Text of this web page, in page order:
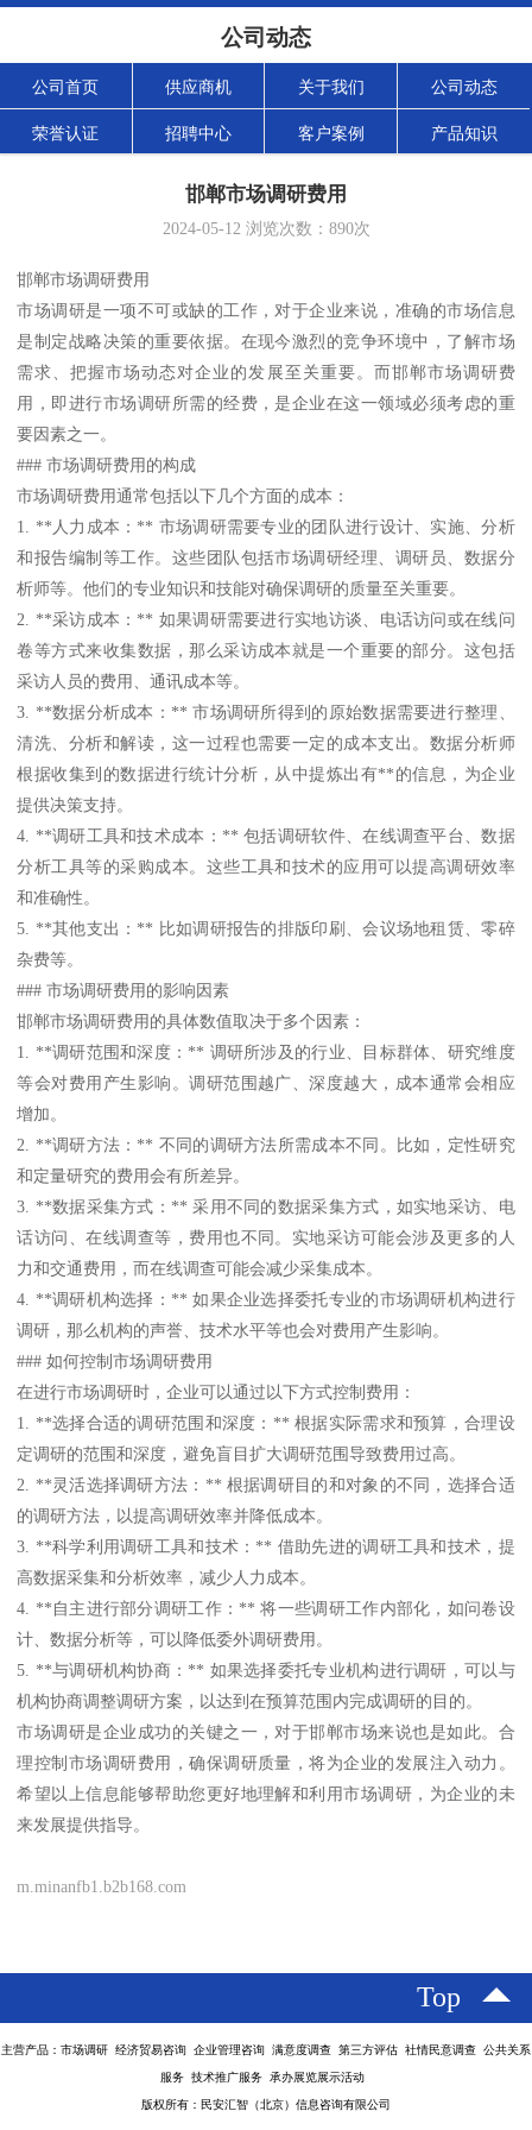
公司动态
公司首页 供应商机 关于我们 公司动态
荣誉认证 招聘中心 客户案例 产品知识
邯郸市场调研费用
2024-05-12浏览次数： 890次
邯郸市场调研费用
市场调研是一项不可或缺的工作，对于企业来说，准确的市场信息
是制定战略决策的重要依据。在现今激烈的竞争环境中，了解市场
需求、把握市场动态对企业的发展至关重要。而邯郸市场调研费
用，即进行市场调研所需的经费，是企业在这一领域必须考虑的重
要因素之一。
### 市场调研费用的构成
市场调研费用通常包括以下几个方面的成本：
1. **人力成本：** 市场调研需要专业的团队进行设计、实施、分析
和报告编制等工作。这些团队包括市场调研经理、调研员、数据分
析师等。他们的专业知识和技能对确保调研的质量至关重要。
2. **采访成本：** 如果调研需要进行实地访谈、电话访问或在线问
卷等方式来收集数据，那么采访成本就是一个重要的部分。这包括
采访人员的费用、通讯成本等。
3. **数据分析成本：** 市场调研所得到的原始数据需要进行整理、
清洗、分析和解读，这一过程也需要一定的成本支出。数据分析师
根据收集到的数据进行统计分析，从中提炼出有**的信息，为企业
提供决策支持。
4. **调研工具和技术成本：** 包括调研软件、在线调查平台、数据
分析工具等的采购成本。这些工具和技术的应用可以提高调研效率
和准确性。
5. **其他支出：** 比如调研报告的排版印刷、会议场地租赁、零碎
杂费等。
### 市场调研费用的影响因素
邯郸市场调研费用的具体数值取决于多个因素：
1. **调研范围和深度：** 调研所涉及的行业、目标群体、研究维度
等会对费用产生影响。调研范围越广、深度越大，成本通常会相应
增加。
2. **调研方法：** 不同的调研方法所需成本不同。比如，定性研究
和定量研究的费用会有所差异。
3. **数据采集方式：** 采用不同的数据采集方式，如实地采访、电
话访问、在线调查等，费用也不同。实地采访可能会涉及更多的人
力和交通费用，而在线调查可能会减少采集成本。
4. **调研机构选择：** 如果企业选择委托专业的市场调研机构进行
调研，那么机构的声誉、技术水平等也会对费用产生影响。
### 如何控制市场调研费用
在进行市场调研时，企业可以通过以下方式控制费用：
1. **选择合适的调研范围和深度：** 根据实际需求和预算，合理设
定调研的范围和深度，避免盲目扩大调研范围导致费用过高。
2. **灵活选择调研方法：** 根据调研目的和对象的不同，选择合适
的调研方法，以提高调研效率并降低成本。
3. **科学利用调研工具和技术：** 借助先进的调研工具和技术，提
高数据采集和分析效率，减少人力成本。
4. **自主进行部分调研工作：** 将一些调研工作内部化，如问卷设
计、数据分析等，可以降低委外调研费用。
5. **与调研机构协商：** 如果选择委托专业机构进行调研，可以与
机构协商调整调研方案，以达到在预算范围内完成调研的目的。
市场调研是企业成功的关键之一，对于邯郸市场来说也是如此。合
理控制市场调研费用，确保调研质量，将为企业的发展注入动力。
希望以上信息能够帮助您更好地理解和利用市场调研，为企业的未
来发展提供指导。
m.minanfb1.b2b168.com
Top
主营产品：市场调研 经济贸易咨询 企业管理咨询 满意度调查 第三方评估 社情民意调查 公共关系
服务 技术推广服务 承办展览展示活动
版权所有：民安汇智（北京）信息咨询有限公司